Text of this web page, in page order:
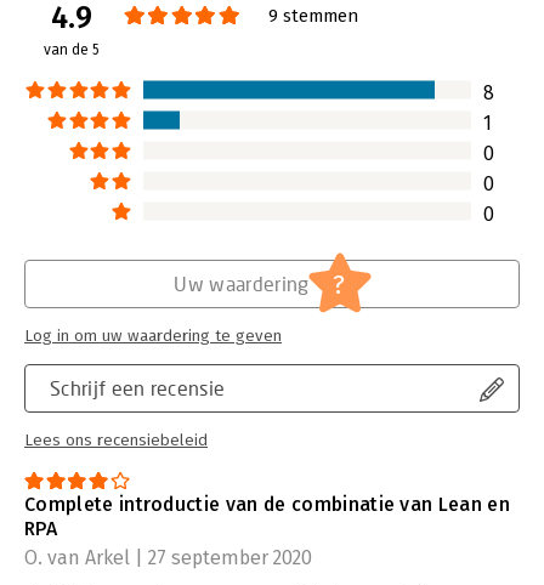
Verschijningsdatum:
14-4-2020
Hoofdrubriek:
4.9
van de 5
9 stemmen
8
1
0
0
0
Schrijf een recensie
Lees ons recensiebeleid
Uw waardering ?
Log in om uw waardering te geven
Complete introductie van de combinatie van Lean en
RPA
O. van Arkel | 27 september 2020